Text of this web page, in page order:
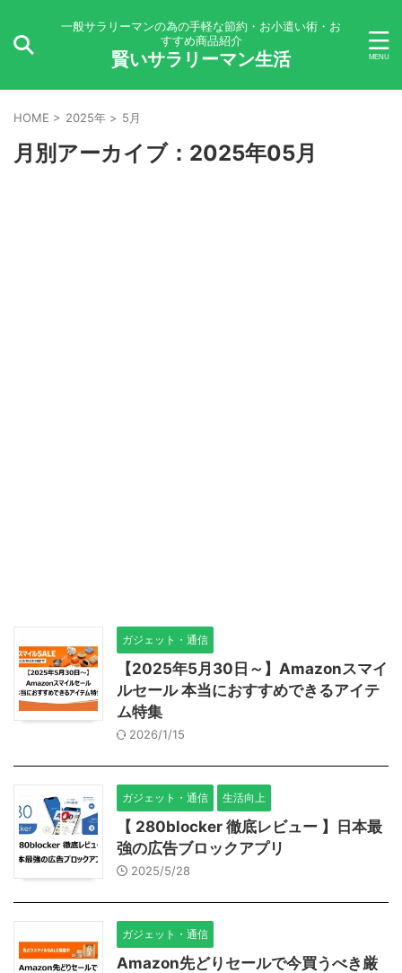
一般サラリーマンの為の手軽な節約・お小遣い術・お
すすめ商品紹介
賢いサラリーマン生活
HOME > 2025年 > 5月
月別アーカイブ：2025年05月
ガジェット・通信
【2025年5月30日～】Amazonスマイ
ルセール 本当におすすめできるアイテ
ム特集
2026/1/15
ガジェット・通信 生活向上
【 280blocker 徹底レビュー 】日本最
強の広告ブロックアプリ
2025/5/28
ガジェット・通信
Amazon先どりセールで今買うべき厳